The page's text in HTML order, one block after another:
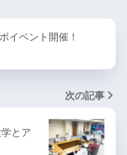
イベント開催！
次の記事
とア